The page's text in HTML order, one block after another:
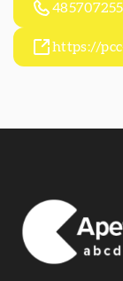
https://